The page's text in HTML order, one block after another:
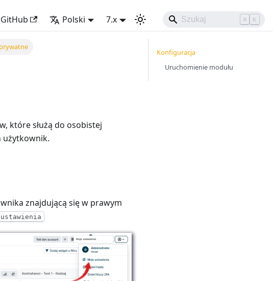
GitHub Polski 7.x ⌘ K
które służą do osobistej
użytkownik.
znajdującą się w prawym
Konfiguracja
Uruchomienie modułu